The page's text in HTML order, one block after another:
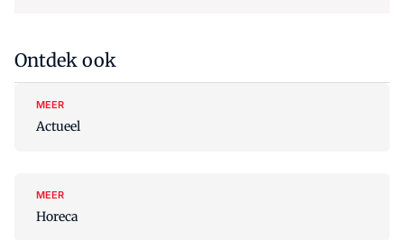
Ontdek ook
MEER
Actueel
MEER
Horeca